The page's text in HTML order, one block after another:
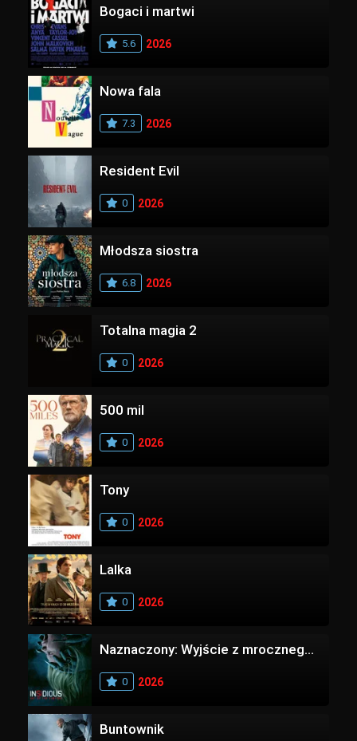
Bogaci i martwi
5.6 2026
Nowa fala
7.3 2026
Resident Evil
0 2026
Młodsza siostra
6.8 2026
Totalna magia 2
0 2026
500 mil
0 2026
Tony
0 2026
Lalka
0 2026
Naznaczony: Wyjście z mrocznego wymiaru
0 2026
Buntownik